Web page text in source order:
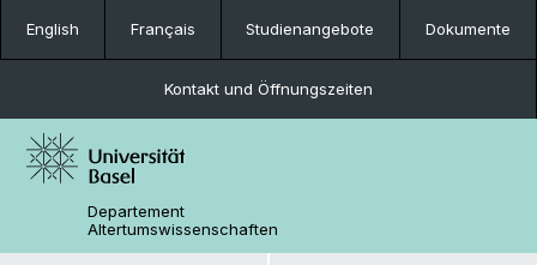
English Français Studienangebote Dokumente
Kontakt und Öffnungszeiten
Departement
Altertumswissenschaften